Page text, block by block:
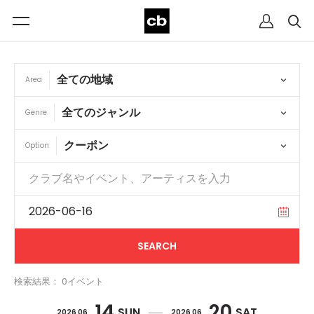
Area
Genre
Option
検索結果： 0イベント